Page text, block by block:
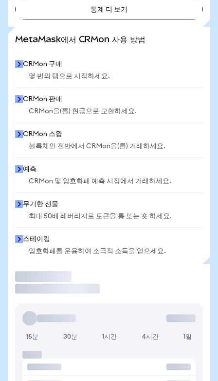
통계 더 보기
MetaMask에서 CRMon 사용 방법
CRMon 구매
몇 번의 탭으로 시작하세요.
CRMon 판매
CRMon을(를) 현금으로 교환하세요.
CRMon 스왑
블록체인 전반에서 CRMon을(를) 거래하세요.
예측
CRMon 및 암호화폐 예측 시장에서 거래하세요.
무기한 선물
최대 50배 레버리지로 토큰을 롱 또는 숏 하세요.
스테이킹
암호화폐를 운용하여 소극적 소득을 얻으세요.
15분 30분 1시간 4시간 1일